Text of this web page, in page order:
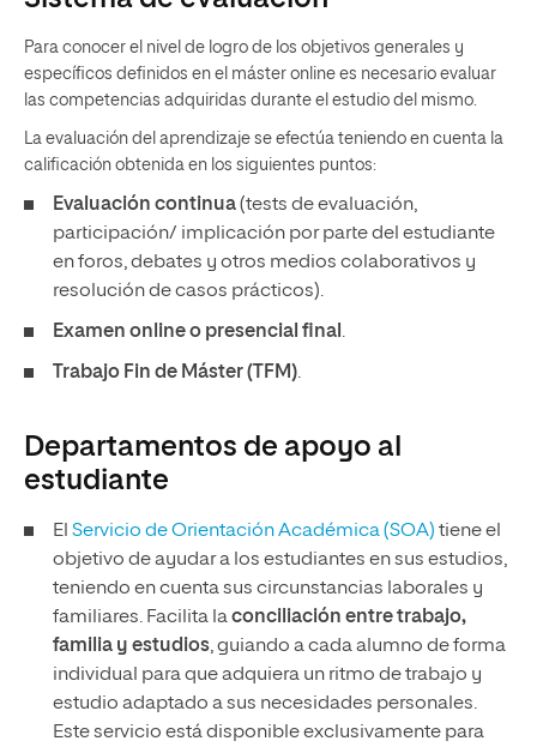
Para conocer el nivel de logro de los objetivos generales y
específicos definidos en el máster online es necesario evaluar
las competencias adquiridas durante el estudio del mismo.
La evaluación del aprendizaje se efectúa teniendo en cuenta la
calificación obtenida en los siguientes puntos:
Evaluación continua(tests de evaluación,
participación/ implicación por parte del estudiante
en foros, debates y otros medios colaborativos y
resolución de casos prácticos).
Examen online o presencial final .
Trabajo Fin de Máster (TFM).
Departamentos de apoyo al
estudiante
El Servicio de Orientación Académica (SOA) tiene el
objetivo de ayudar a los estudiantes en sus estudios,
teniendo en cuenta sus circunstancias laborales y
familiares. Facilita laconciliación entre trabajo,
familia y estudios, guiando a cada alumno de forma
individual para que adquiera un ritmo de trabajo y
estudio adaptado a sus necesidades personales.
Este servicio está disponible exclusivamente para